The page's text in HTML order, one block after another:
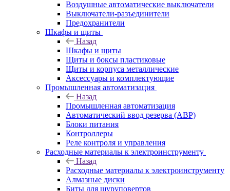
Воздушные автоматические выключатели
Выключатели-разъединители
Предохранители
Шкафы и щиты
Назад
Шкафы и щиты
Щиты и боксы пластиковые
Щиты и корпуса металлические
Аксессуары и комплектующие
Промышленная автоматизация
Назад
Промышленная автоматизация
Автоматический ввод резерва (АВР)
Блоки питания
Контроллеры
Реле контроля и управления
Расходные материалы к электроинструменту
Назад
Расходные материалы к электроинструменту
Алмазные диски
Биты для шуруповертов